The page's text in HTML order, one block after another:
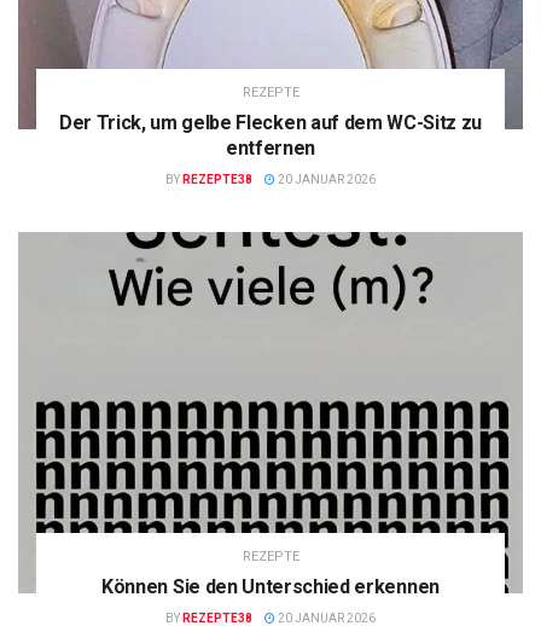
REZEPTE
Der Trick, um gelbe Flecken auf dem WC-Sitz zu
entfernen
BY REZEPTE38 20 JANUAR 2026
REZEPTE
Können Sie den Unterschied erkennen
BY REZEPTE38 20 JANUAR 2026